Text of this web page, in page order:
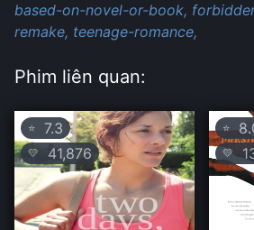
based-on-novel-or-book,
remake, teenage-romance,
Phim liên quan:
⭐ 7.3
💛 41,876
⭐
💛